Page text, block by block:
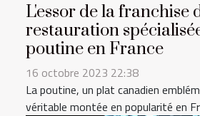
L'essor de la franchise
restauration
poutine en France
16 octobre 2023 22:38
La poutine, un plat canadien
véritable montée en popularité en